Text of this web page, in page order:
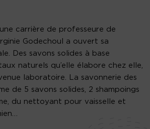
carrière de professeure de
Godechoul a ouvert sa
Des savons solides à base
naturels qu’elle élabore chez elle,
laboratoire. La savonnerie des
de 5 savons solides, 2 shampoings
du nettoyant pour vaisselle et